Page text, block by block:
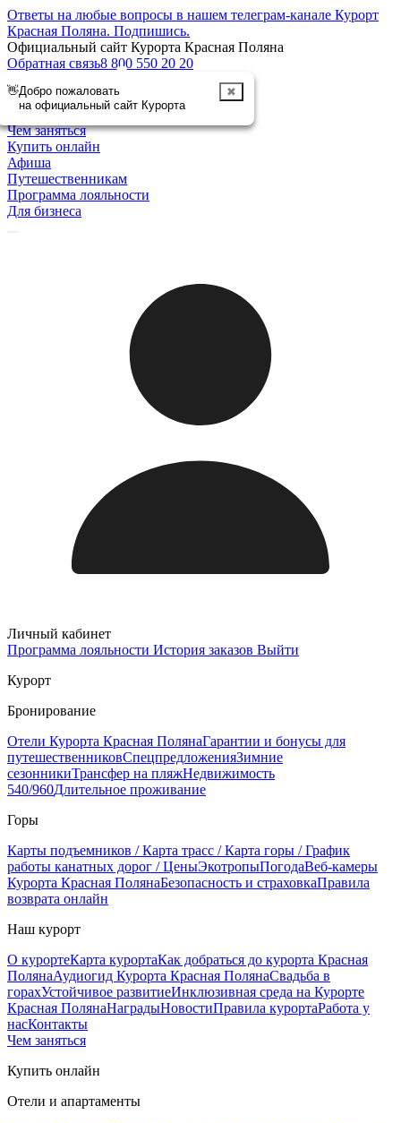
Ответы на любые вопросы в нашем телеграм-канале Курорт
Красная Поляна. Подпишись.
Официальный сайт Курорта Красная Поляна
Обратная связь8 800 550 20 20
👋Добро пожаловать
на официальный сайт Курорта
✖
Отменить
Курорт
Чем заняться
Купить онлайн
Афиша
Путешественникам
Программа лояльности
Для бизнеса
Личный кабинет
Программа лояльности История заказов Выйти
Курорт
Бронирование
Отели Курорта Красная ПолянаГарантии и бонусы для
путешественниковСпецпредложенияЗимние
сезонникиТрансфер на пляжНедвижимость
540/960Длительное проживание
Горы
Карты подъемников / Карта трасс / Карта горы / График
работы канатных дорог / ЦеныЭкотропыПогодаВеб-камеры
Курорта Красная ПолянаБезопасность и страховкаПравила
возврата онлайн
Наш курорт
О курортеКарта курортаКак добраться до курорта Красная
ПолянаАудиогид Курорта Красная ПолянаСвадьба в
горахУстойчивое развитиеИнклюзивная среда на Курорте
Красная ПолянаНаградыНовостиПравила курортаРабота у
насКонтакты
Чем заняться
Купить онлайн
Отели и апартаменты